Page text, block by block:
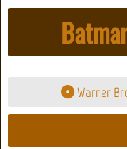
Warner